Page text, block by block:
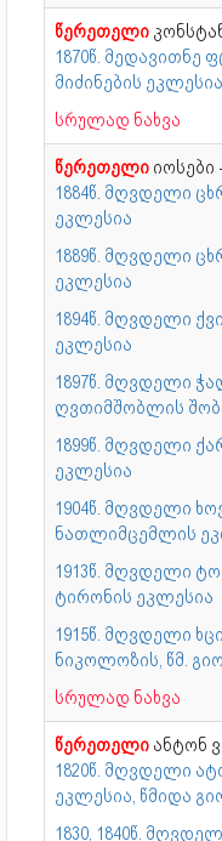
წერეთელი
1870წ.
მიძინების ეკლესია
სრულად ნახვა
წერეთელი
1884წ. მღვდელი
ეკლესია
1889წ. მღვდელი
ეკლესია
1894წ. მღვდელი
ეკლესია
1897წ. მღვდელი
ღვთიმშობლის
1899წ. მღვდელი
ეკლესია
1904წ. მღვდელი
ნათლიმცემლის
1913წ. მღვდელი
ტირონის ეკლესია
1915წ. მღვდელი
ნიკოლოზის, წმ.
სრულად ნახვა
წერეთელი ანტონ
1820წ. მღვდელი
ეკლესია, წმიდა
1830, 1840წ.